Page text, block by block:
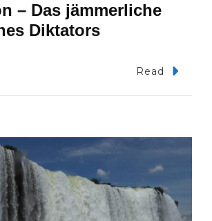
– Das jämmerliche
Diktators
Read